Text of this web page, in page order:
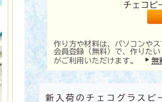
チェコビ
作り方や材料は、パソコンや
会員登録（無料）で、作りた
がご利用いただけます。
無
新入荷のチェコグラス